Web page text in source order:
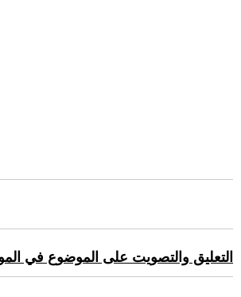
التعليق والتصويت على الموضوع في